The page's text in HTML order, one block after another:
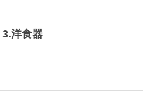
3.洋食器